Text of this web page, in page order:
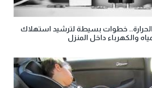
الحرارة.. خطوات بسيطة لترشيد استهلاك
والكهرباء داخل المنزل